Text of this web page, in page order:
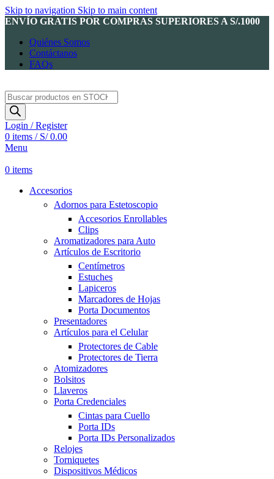
Skip to navigation Skip to main content
ENVÍO GRATIS POR COMPRAS SUPERIORES A S/.1000
Quiénes Somos
Contáctanos
FAQs
Products
search
Login / Register
0 items / S/0.00
Menu
0 items
Accesorios
Adornos para Estetoscopio
Accesorios Enrollables
Clips
Aromatizadores para Auto
Artículos de Escritorio
Centímetros
Estuches
Lapiceros
Marcadores de Hojas
Porta Documentos
Presentadores
Artículos para el Celular
Protectores de Cable
Protectores de Tierra
Atomizadores
Bolsitos
Llaveros
Porta Credenciales
Cintas para Cuello
Porta IDs
Porta IDs Personalizados
Relojes
Torniquetes
Dispositivos Médicos